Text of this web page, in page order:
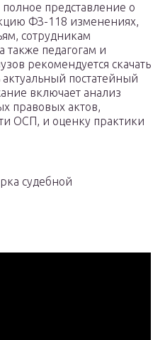
представление о
ФЗ-118 изменениях,
сотрудникам
также педагогам и
рекомендуется скачать
актуальный постатейный
включает анализ
правовых актов,
ОСП, и оценку практики
судебной